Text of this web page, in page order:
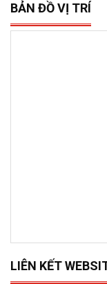
BẢN ĐỒ VỊ TRÍ
LIÊN KẾT